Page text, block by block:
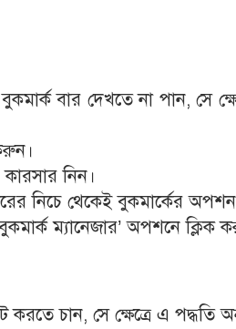
বার দেখতে না পান, সে
নিন।
নিচে থেকেই বুকমার্কের
ম্যানেজার’ অপশনে ক্লিক
করতে চান, সে ক্ষেত্রে এ